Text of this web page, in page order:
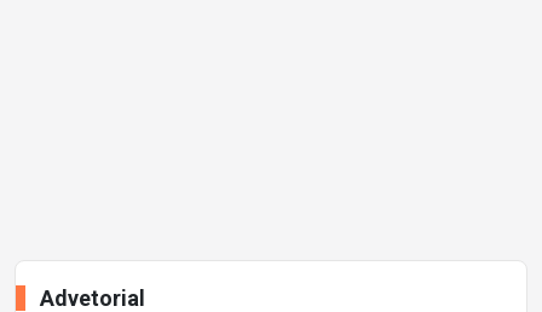
Advetorial